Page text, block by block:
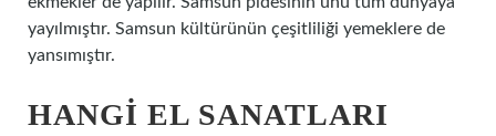
yayılmıştır. Samsun kültürünün çeşitliliği yemeklere de
yansımıştır.
HANGI EL SANATLARI